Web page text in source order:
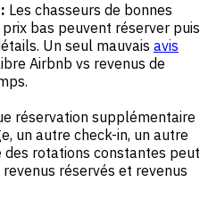
Les chasseurs de bonnes
bas peuvent réserver puis
Un seul mauvais avis
Airbnb vs revenus de
réservation supplémentaire
un autre check-in, un autre
des rotations constantes peut
réservés et revenus